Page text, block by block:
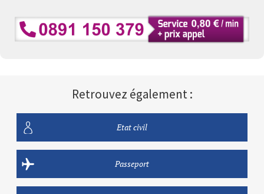
Retrouvez également :
Etat civil
Passeport